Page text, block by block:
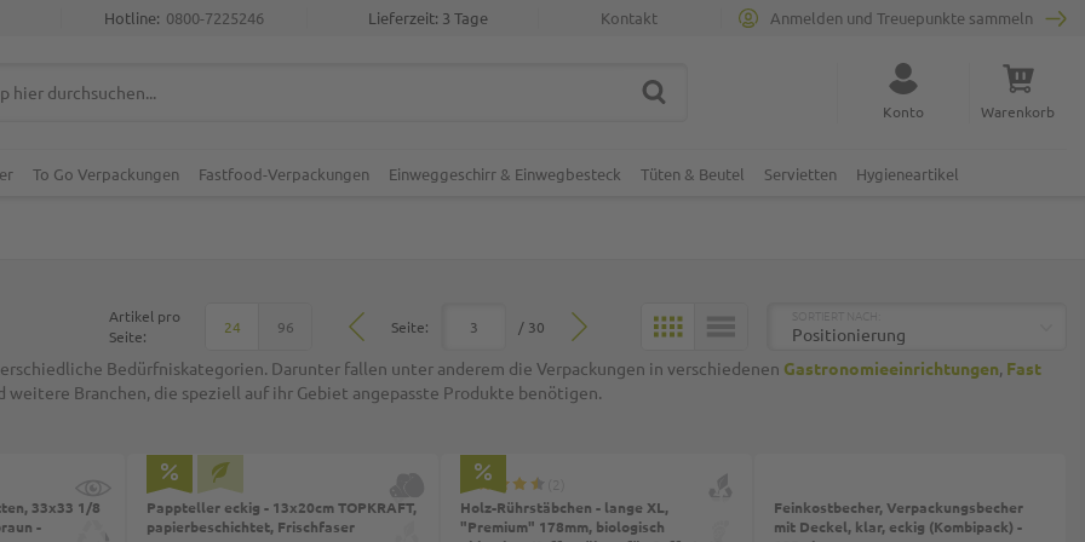
Kontakt
Lieferzeit: 3 Tage
Hotline: 0800-7225246 Anmelden und Treuepunkte sammeln
Suche schließen
SUCHE Konto Warenkorb
To Go Verpackungen Fastfood-Verpackungen Einweggeschirr & Einwegbesteck Tüten & Beutel Servietten Hygieneartikel
Bedürfniskategorien. Darunter fallen unter anderem die Verpackungen in verschiedenen Gastronomieeinrichtungen, Fast
weitere Branchen, die speziell auf ihr Gebiet angepasste Produkte benötigen.
Artikel pro
Seite:
24 96 Seite: / 30 KACHELN
33x33 1/8
-
Pappteller eckig - 13x20cm TOPKRAFT,
papierbeschichtet, Frischfaser
Holz-Rührstäbchen - lange XL,
"Premium" 178mm, biologisch
Feinkostbecher, Verpackungsbecher
mit Deckel, klar, eckig (Kombipack) -